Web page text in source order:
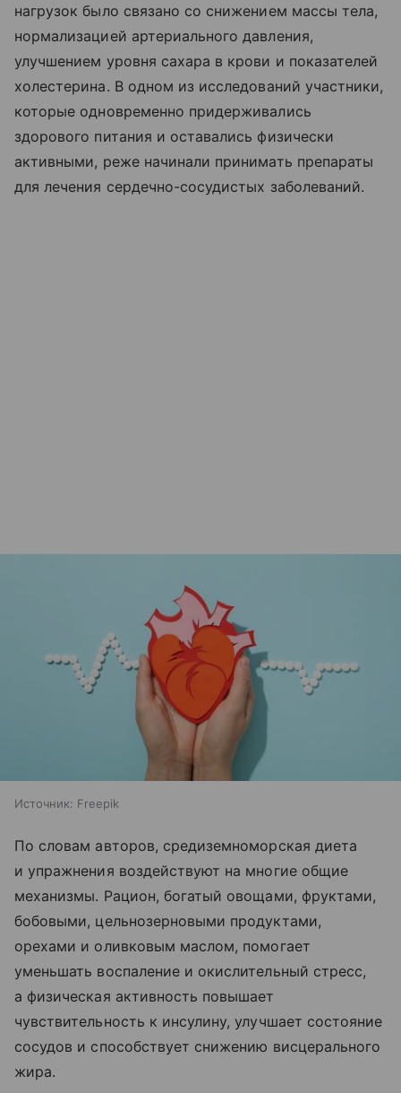
нагрузок было связано со снижением массы тела,
нормализацией артериального давления,
улучшением уровня сахара в крови и показателей
холестерина. В одном из исследований участники,
которые одновременно придерживались
здорового питания и оставались физически
активными, реже начинали принимать препараты
для лечения сердечно-сосудистых заболеваний.
Источник: Freepik
По словам авторов, средиземноморская диета
и упражнения воздействуют на многие общие
механизмы. Рацион, богатый овощами, фруктами,
бобовыми, цельнозерновыми продуктами,
орехами и оливковым маслом, помогает
уменьшать воспаление и окислительный стресс,
а физическая активность повышает
чувствительность к инсулину, улучшает состояние
сосудов и способствует снижению висцерального
жира.